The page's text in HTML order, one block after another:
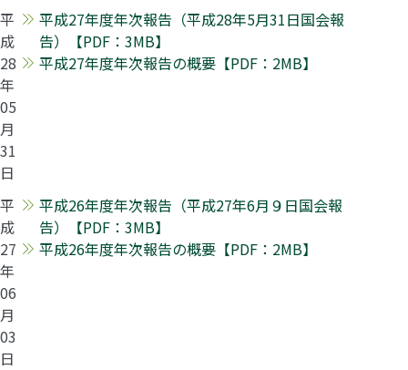
平
成
28
年
05
月
31
日
平成27年度年次報告（平成28年5月31日国会報
告）【PDF：3MB】
平成27年度年次報告の概要【PDF：2MB】
平
成
27
年
06
月
03
日
平成26年度年次報告（平成27年6月９日国会報
告）【PDF：3MB】
平成26年度年次報告の概要【PDF：2MB】